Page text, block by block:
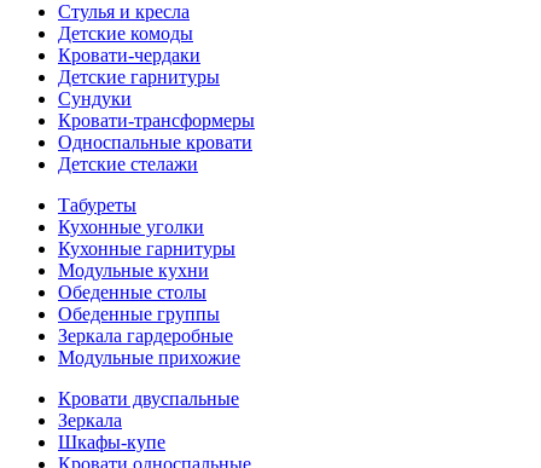
Стулья и кресла
Детские комоды
Кровати-чердаки
Детские гарнитуры
Сундуки
Кровати-трансформеры
Односпальные кровати
Детские стелажи
Табуреты
Кухонные уголки
Кухонные гарнитуры
Модульные кухни
Обеденные столы
Обеденные группы
Зеркала гардеробные
Модульные прихожие
Кровати двуспальные
Зеркала
Шкафы-купе